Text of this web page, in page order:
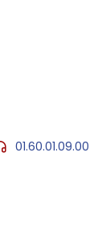
01.60.01.09.00